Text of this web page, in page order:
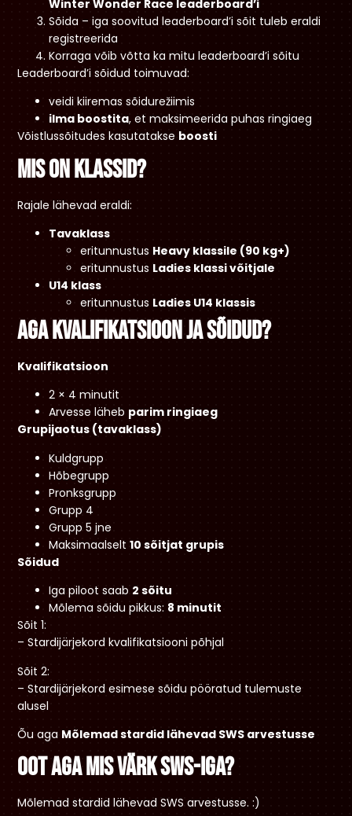
Winter Wonder Race leaderboard’i
Sõida – iga soovitud leaderboard’i sõit tuleb eraldi
registreerida
Korraga võib võtta ka mitu leaderboard’i sõitu
Leaderboard’i sõidud toimuvad:
veidi kiiremas sõidurežiimis
ilma boostita, et maksimeerida puhas ringiaeg
Võistlussõitudes kasutatakse boosti
Mis on klassid?
Rajale lähevad eraldi:
Tavaklass
eritunnustus Heavy klassile (90 kg+)
eritunnustus Ladies klassi võitjale
U14 klass
eritunnustus Ladies U14 klassis
Aga kvalifikatsioon ja sõidud?
Kvalifikatsioon
2 × 4 minutit
Arvesse läheb parim ringiaeg
Grupijaotus (tavaklass)
Kuldgrupp
Hõbegrupp
Pronksgrupp
Grupp 4
Grupp 5 jne
Maksimaalselt10 sõitjat grupis
Sõidud
Iga piloot saab 2 sõitu
Mõlema sõidu pikkus: 8 minutit
Sõit 1:
– Stardijärjekord kvalifikatsiooni põhjal
Sõit 2:
– Stardijärjekord esimese sõidu pööratud tulemuste
alusel
Õu aga Mõlemad stardid lähevad SWS arvestusse
Oot aga mis värk SWS-iga?
Mõlemad stardid lähevad SWS arvestusse. :)